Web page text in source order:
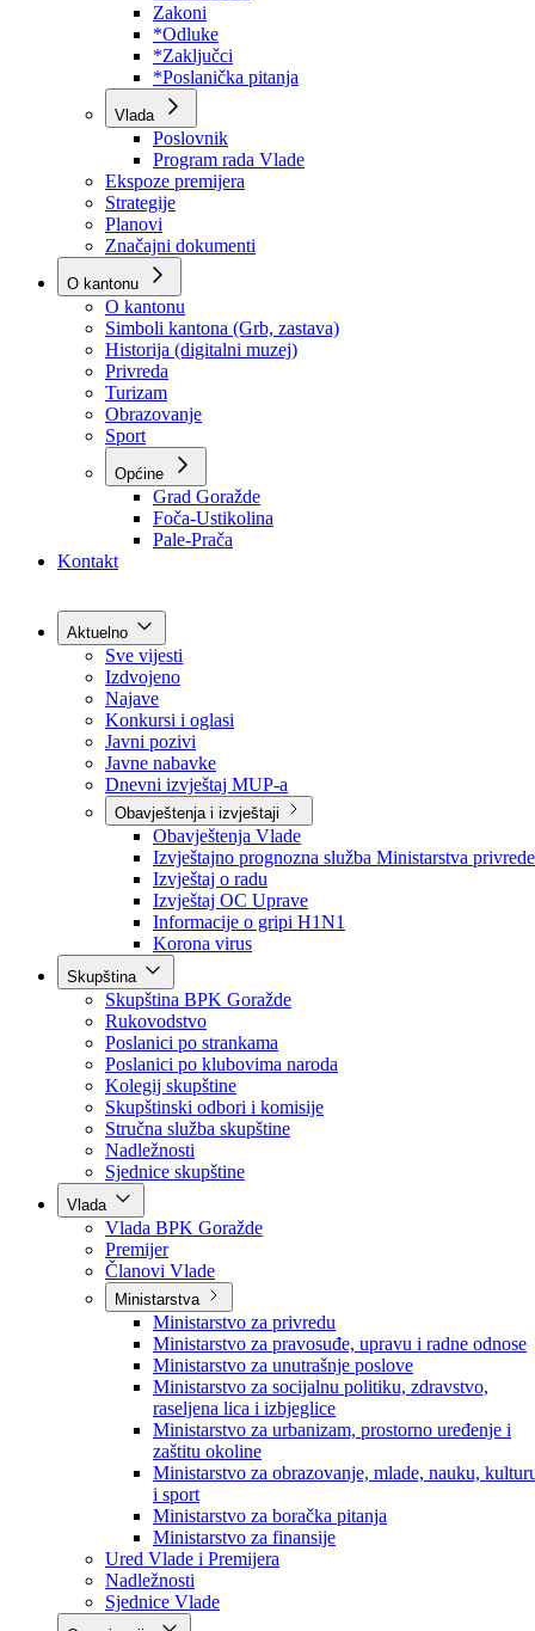
Poslovnik
Program rada Skupštine
Budžet 2026
Zakoni
*Odluke
*Zaključci
*Poslanička pitanja
Vlada
Poslovnik
Program rada Vlade
Ekspoze premijera
Strategije
Planovi
Značajni dokumenti
O kantonu
O kantonu
Simboli kantona (Grb, zastava)
Historija (digitalni muzej)
Privreda
Turizam
Obrazovanje
Sport
Općine
Kontakt
Aktuelno
Sve vijesti
Izdvojeno
Najave
Konkursi i oglasi
Javni pozivi
Javne nabavke
Dnevni izvještaj MUP-a
Obavještenja i izvještaji
Obavještenja Vlade
Izvještajno prognozna služba Ministarstva privrede
Izvještaj o radu
Izvještaj OC Uprave
Informacije o gripi H1N1
Korona virus
Skupština
Skupština BPK Goražde
Rukovodstvo
Poslanici po strankama
Poslanici po klubovima naroda
Kolegij skupštine
Skupštinski odbori i komisije
Stručna služba skupštine
Nadležnosti
Sjednice skupštine
Vlada
Vlada BPK Goražde
Premijer
Članovi Vlade
Ministarstva
Ministarstvo za privredu
Ministarstvo za pravosuđe, upravu i radne odnose
Ministarstvo za unutrašnje poslove
Ministarstvo za socijalnu politiku, zdravstvo,
raseljena lica i izbjeglice
Ministarstvo za urbanizam, prostorno uređenje i
zaštitu okoline
Ministarstvo za obrazovanje, mlade, nauku,
i sport
Ministarstvo za boračka pitanja
Ministarstvo za finansije
Ured Vlade i Premijera